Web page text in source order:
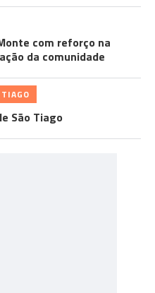
com reforço na
da comunidade
São Tiago